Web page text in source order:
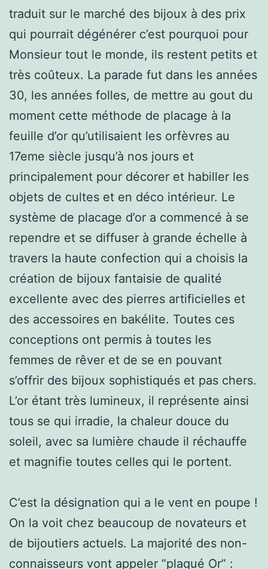
traduit sur le marché des bijoux à des prix
qui pourrait dégénérer c’est pourquoi pour
Monsieur tout le monde, ils restent petits et
très coûteux. La parade fut dans les années
30, les années folles, de mettre au gout du
moment cette méthode de placage à la
feuille d’or qu’utilisaient les orfèvres au
17eme siècle jusqu’à nos jours et
principalement pour décorer et habiller les
objets de cultes et en déco intérieur. Le
système de placage d’or a commencé à se
rependre et se diffuser à grande échelle à
travers la haute confection qui a choisis la
création de bijoux fantaisie de qualité
excellente avec des pierres artificielles et
des accessoires en bakélite. Toutes ces
conceptions ont permis à toutes les
femmes de rêver et de se en pouvant
s’offrir des bijoux sophistiqués et pas chers.
L’or étant très lumineux, il représente ainsi
tous se qui irradie, la chaleur douce du
soleil, avec sa lumière chaude il réchauffe
et magnifie toutes celles qui le portent.
C’est la désignation qui a le vent en poupe !
On la voit chez beaucoup de novateurs et
de bijoutiers actuels. La majorité des non-
connaisseurs vont appeler “plaqué Or” :